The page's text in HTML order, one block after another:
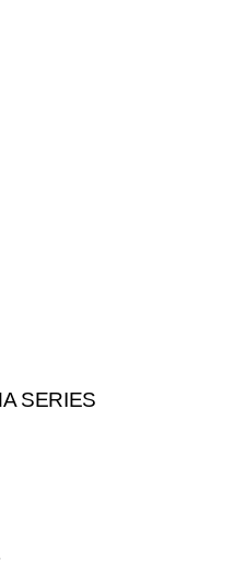
SERIES